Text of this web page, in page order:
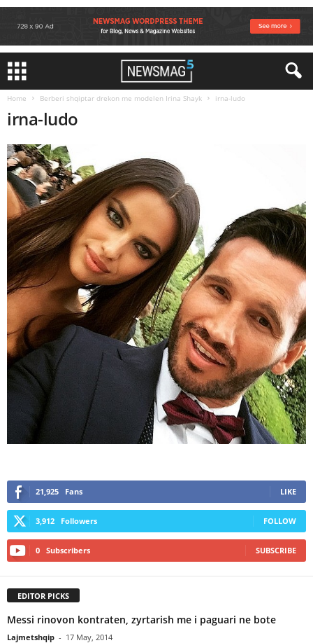
Home Berberi shqiptar drekon me modelen Irina Shayk irna-ludo
irna-ludo
21,925 Fans LIKE
3,912 Followers FOLLOW
0 Subscribers SUBSCRIBE
EDITOR PICKS
Messi rinovon kontraten, zyrtarish me i paguari ne bote
Lajmetshqip - 17 May, 2014